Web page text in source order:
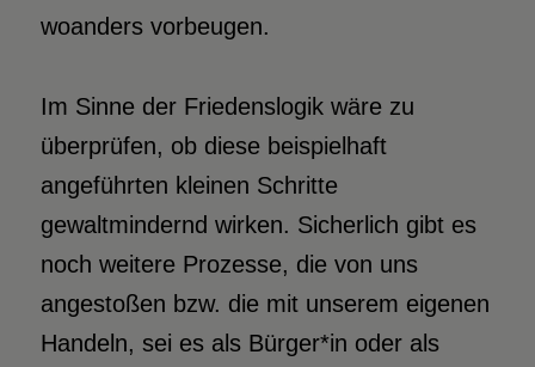
woanders vorbeugen.
Im Sinne der Friedenslogik wäre zu
überprüfen, ob diese beispielhaft
angeführten kleinen Schritte
gewaltmindernd wirken. Sicherlich gibt es
noch weitere Prozesse, die von uns
angestoßen bzw. die mit unserem eigenen
Handeln, sei es als Bürger*in oder als